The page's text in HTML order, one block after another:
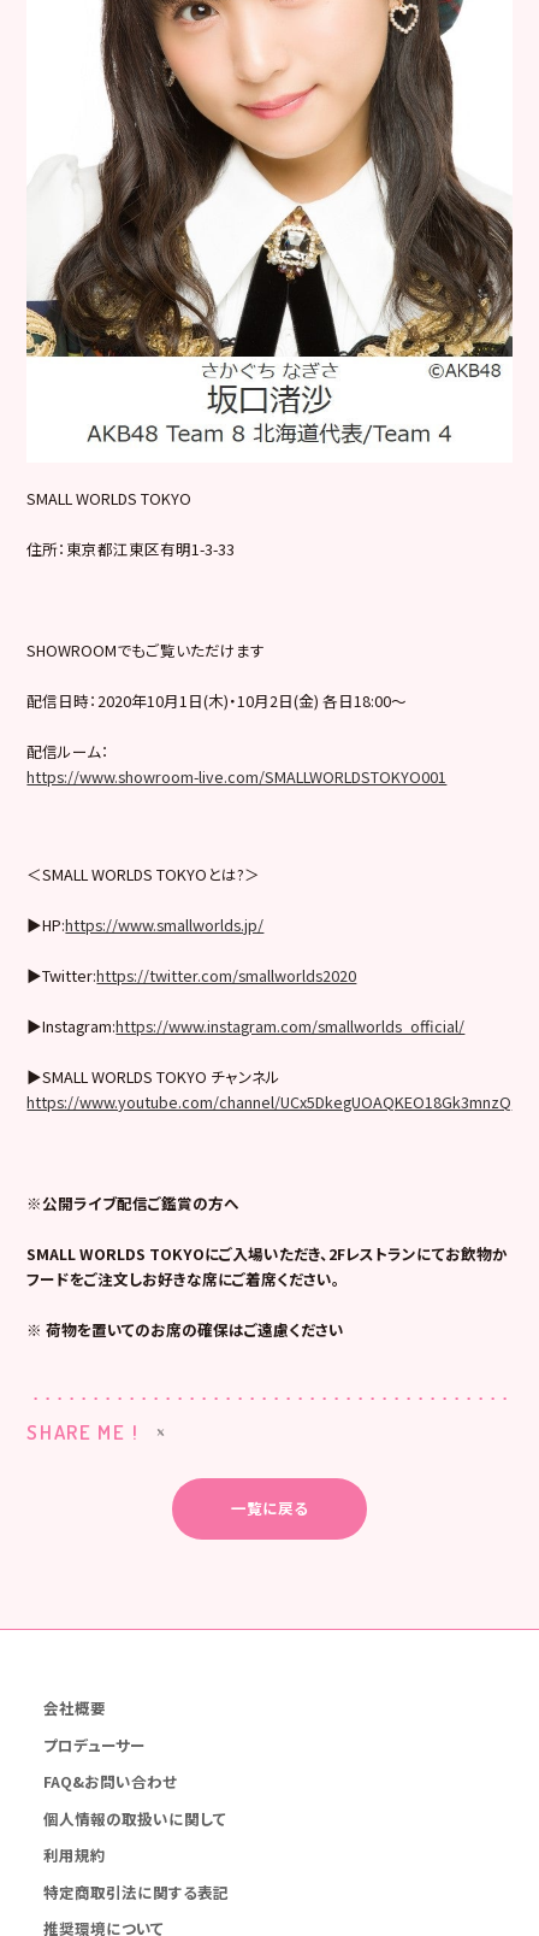
SMALL WORLDS TOKYO
住所：東京都江東区有明1-3-33
SHOWROOMでもご覧いただけます
配信日時：2020年10月1日(木)・10月2日(金) 各日18:00～
配信ルーム：
https://www.showroom-live.com/SMALLWORLDSTOKYO001
＜SMALL WORLDS TOKYOとは?＞
▶︎HP:https://www.smallworlds.jp/
▶︎Twitter:https://twitter.com/smallworlds2020
▶︎Instagram:https://www.instagram.com/smallworlds_official/
▶︎SMALL WORLDS TOKYO チャンネル
https://www.youtube.com/channel/UCx5DkegUOAQKEO18Gk3mnzQ
※公開ライブ配信ご鑑賞の方へ
SMALL WORLDS TOKYOにご入場いただき、2Fレストランにてお飲物か
フードをご注文しお好きな席にご着席ください。
※ 荷物を置いてのお席の確保はご遠慮ください
SHARE ME !
一覧に戻る
会社概要
プロデューサー
FAQ&お問い合わせ
個人情報の取扱いに関して
利用規約
特定商取引法に関する表記
推奨環境について